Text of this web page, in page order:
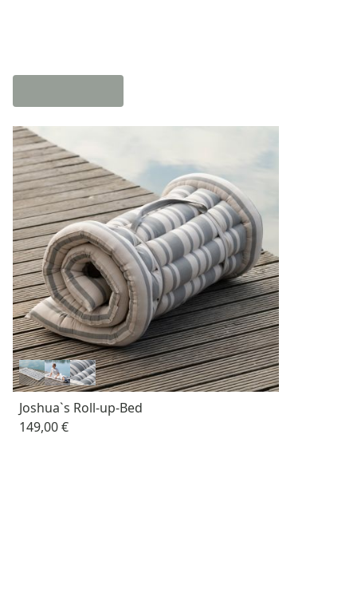
Joshua`s Roll-up-Bed
149,00 €